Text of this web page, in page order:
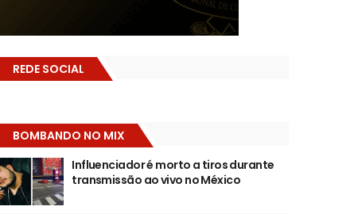
REDE SOCIAL
BOMBANDO NO MIX
Influenciador é morto a tiros durante
transmissão ao vivo no México